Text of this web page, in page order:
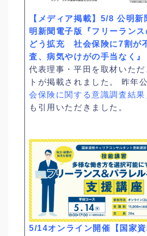
【メディア掲載】5/8 公明
明新聞電子版『フリーランス
どう拡充 社会保険に7割が
査、病気やけがの手当なく』
代表理事・平田を取材いただ
トが掲載されました。 昨年
会保険に関する意識調査結果
も引用いただきました。
5/14オンライン開催【国家